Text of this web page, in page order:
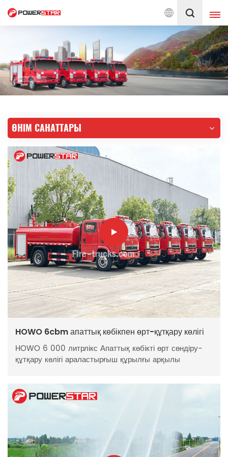
автокөліктеріне қызмет көрсетуге берілген Қазақ
English français
Deutsch русский
português
العربية
한국의 Türkçe
Melayu ไทย
Tiếng Việt Indonesia
中文 қазақ
Filipino မြန်မာ
српски
ӨНІМ САНАТТАРЫ
HOWO 6cbm апаттық көбікпен өрт-құтқару көлігі
HOWO 6 000 литрлікс Апаттық көбікті өрт сөндіру-
құтқару көлігі араластырғыш құрылғы арқылы
арналған тәуелсіз резервуарлармен жабдықталған.
Көбік ауаны оқшаулайды, бұл оны бензин және
химиялық майлар сияқты жанғыш сұйықтықтарға
қатысты өрттер үшін өте қолайлы етеді және қайта
тұтанудың алдын алады. HOWO апаттық көбікті өрт
сөндіру-құтқару көлігі көбік және су бүрку режимдерін
қолдайды. Оның борттық өрт сөндіру лафеттік оқпаны